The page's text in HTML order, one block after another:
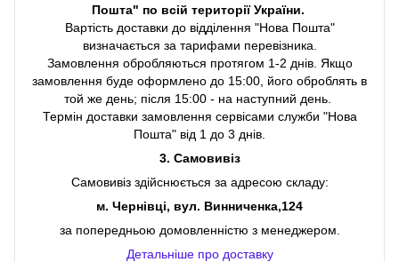
Пошта" по всій території України.
Вартість доставки до відділення "Нова Пошта"
визначається за тарифами перевізника.
Замовлення обробляються протягом 1-2 днів. Якщо
замовлення буде оформлено до 15:00, його оброблять в
той же день; після 15:00 - на наступний день.
Термін доставки замовлення сервісами служби "Нова
Пошта" від 1 до 3 днів.
3. Самовивіз
Самовивіз здійснюється за адресою складу:
м. Чернівці, вул. Винниченка,124
за попередньою домовленністю з менеджером.
Детальніше про доставку